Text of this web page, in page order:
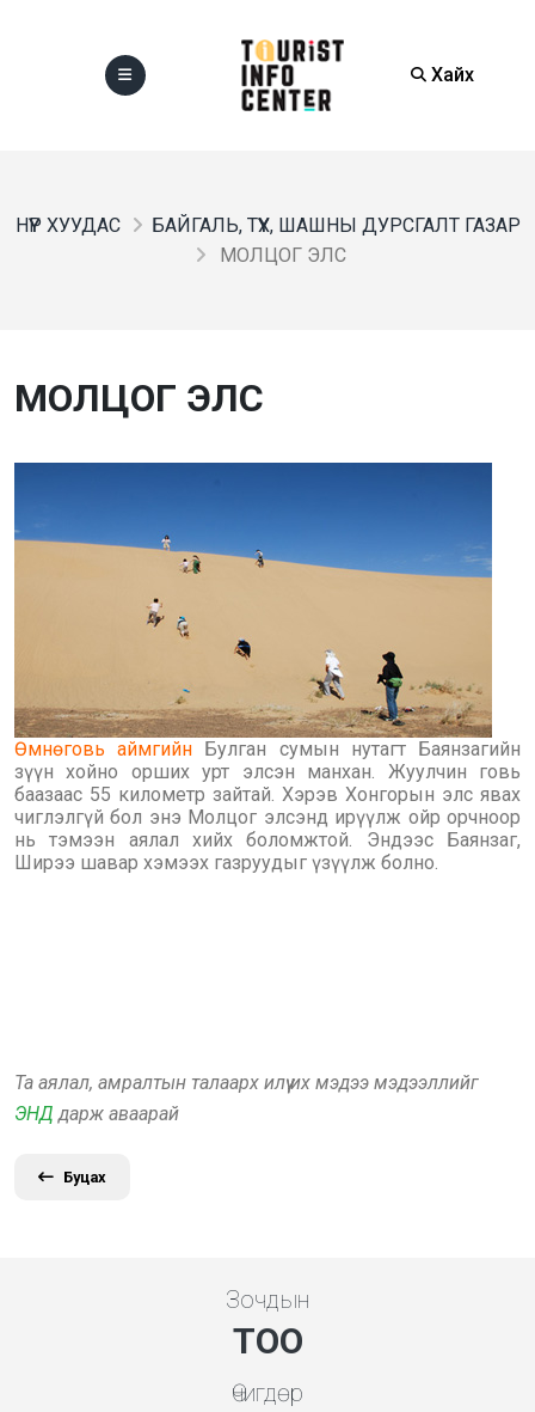
Хайх
НҮҮР ХУУДАС
БАЙГАЛЬ, ТҮҮХ, ШАШНЫ ДУРСГАЛТ ГАЗАР
МОЛЦОГ ЭЛС
МОЛЦОГ ЭЛС
Өмнөговь аймгийн Булган сумын нутагт Баянзагийн
зүүн хойно орших урт элсэн манхан. Жуулчин говь
баазаас 55 километр зайтай. Хэрэв Хонгорын элс явах
чиглэлгүй бол энэ Молцог элсэнд ирүүлж ойр орчноор
нь тэмээн аялал хийх боломжтой. Эндээс Баянзаг,
Ширээ шавар хэмээх газруудыг үзүүлж болно.
Та аялал, амралтын талаарх илүү их мэдээ мэдээллийг
ЭНД дарж аваарай
Буцах
Зочдын
ТОО
Өчигдөр